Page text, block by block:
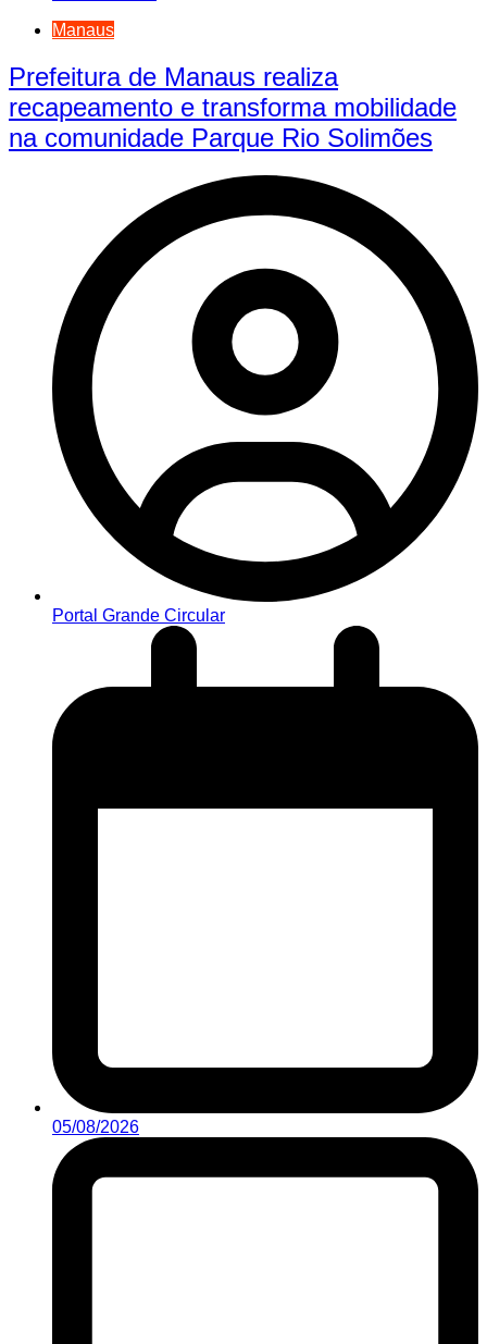
Manaus
Prefeitura de Manaus realiza
recapeamento e transforma mobilidade
na comunidade Parque Rio Solimões
Portal Grande Circular
05/08/2026